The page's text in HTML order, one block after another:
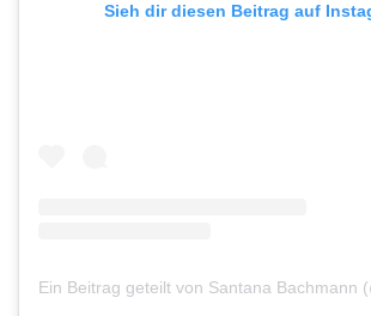
Sieh dir diesen Beitrag auf